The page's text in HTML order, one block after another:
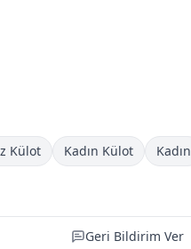
Külot Kadın Külot Kadın
Geri Bildirim Ver